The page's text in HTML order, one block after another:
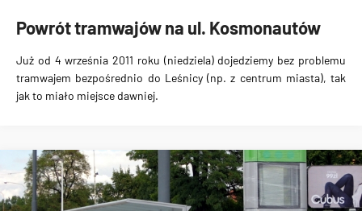
Powrót tramwajów na ul. Kosmonautów
Już od 4 września 2011 roku (niedziela)dojedziemy bez problemu
tramwajem bezpośrednio do Leśnicy (np. z centrum miasta), tak
jak to miało miejsce dawniej.